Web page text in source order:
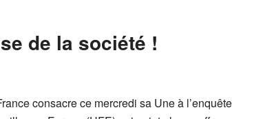
de la société !
consacre ce mercredi sa Une à l’enquête